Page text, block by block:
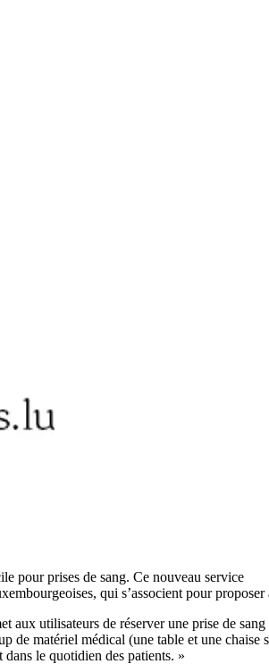
pour prises de sang. Ce nouveau service
qui s’associent pour
utilisateurs de réserver une prise de
de matériel médical (une table et une
le quotidien des patients. »